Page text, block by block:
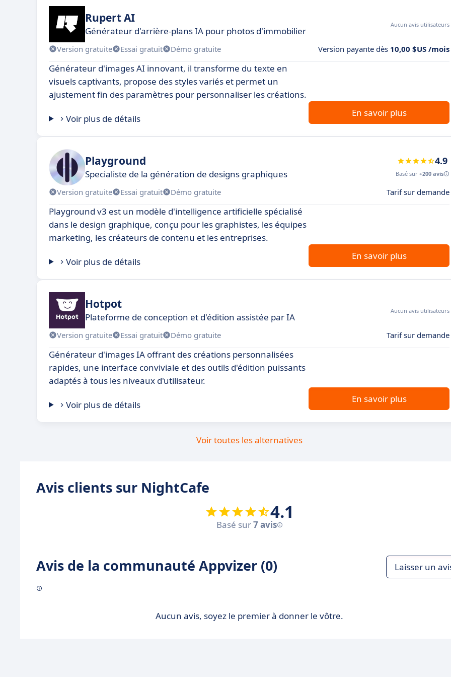
Rupert AI
Générateur d'arrière-plans IA pour photos d'immobilier
Aucun avis utilisateurs
Version gratuite Essai gratuit Démo gratuite Version payante dès 10,00 $US /mois
Générateur d'images AI innovant, il transforme du texte en
visuels captivants, propose des styles variés et permet un
ajustement fin des paramètres pour personnaliser les créations.
Voir plus de détails
En savoir plus
Playground
Specialiste de la génération de designs graphiques
4.9
Basé sur +200 avis
Version gratuite Essai gratuit Démo gratuite Tarif sur demande
Playground v3 est un modèle d'intelligence artificielle spécialisé
dans le design graphique, conçu pour les graphistes, les équipes
marketing, les créateurs de contenu et les entreprises.
Voir plus de détails
En savoir plus
Hotpot
Plateforme de conception et d'édition assistée par IA
Aucun avis utilisateurs
Version gratuite Essai gratuit Démo gratuite Tarif sur demande
Générateur d'images IA offrant des créations personnalisées
rapides, une interface conviviale et des outils d'édition puissants
adaptés à tous les niveaux d'utilisateur.
Voir plus de détails
En savoir plus
Voir toutes les alternatives
Avis clients sur NightCafe
4.1
Basé sur7 avis
Avis de la communauté Appvizer (0) Laisser un
Aucun avis, soyez le premier à donner le vôtre.